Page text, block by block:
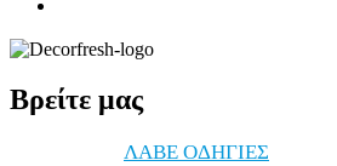
Βρείτε μας
ΛΑΒΕ ΟΔΗΓΙΕΣ